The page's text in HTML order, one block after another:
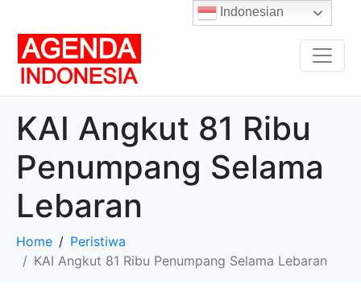
KAI Angkut 81 Ribu
Penumpang Selama
Lebaran
Home
Peristiwa
KAI Angkut 81 Ribu Penumpang Selama Lebaran
Indonesian